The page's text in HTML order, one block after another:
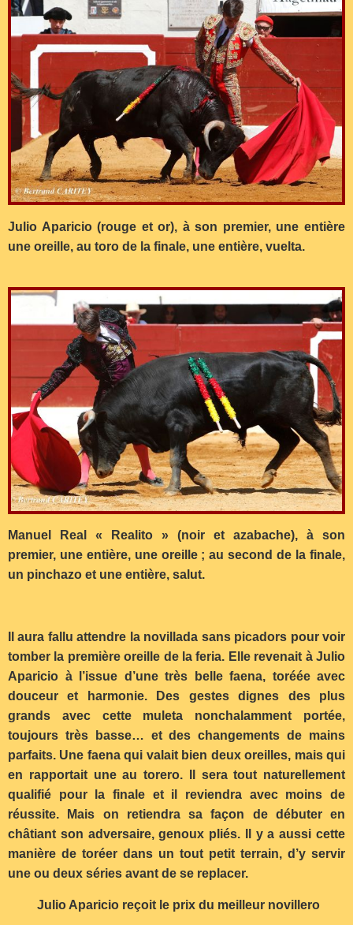
Julio Aparicio (rouge et or), à son premier, une entière
une oreille, au toro de la finale, une entière, vuelta.
Manuel Real « Realito » (noir et azabache), à son
premier, une entière, une oreille ; au second de la finale,
un pinchazo et une entière, salut.
Il aura fallu attendre la novillada sans picadors pour voir
tomber la première oreille de la feria. Elle revenait à Julio
Aparicio à l’issue d’une très belle faena, toréée avec
douceur et harmonie. Des gestes dignes des plus
grands avec cette muleta nonchalamment portée,
toujours très basse… et des changements de mains
parfaits. Une faena qui valait bien deux oreilles, mais qui
en rapportait une au torero. Il sera tout naturellement
qualifié pour la finale et il reviendra avec moins de
réussite. Mais on retiendra sa façon de débuter en
châtiant son adversaire, genoux pliés. Il y a aussi cette
manière de toréer dans un tout petit terrain, d’y servir
une ou deux séries avant de se replacer.
Julio Aparicio reçoit le prix du meilleur novillero